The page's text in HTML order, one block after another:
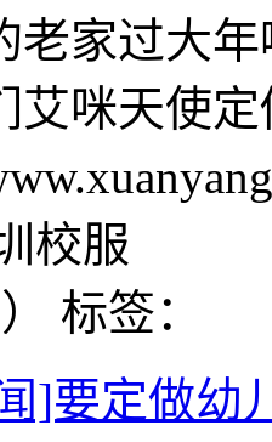
老家过大
艾咪天使
校服
标签：
]要定做幼